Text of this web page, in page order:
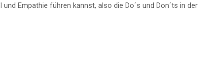
Empathie führen kannst, also die Do´s und Don´ts in der